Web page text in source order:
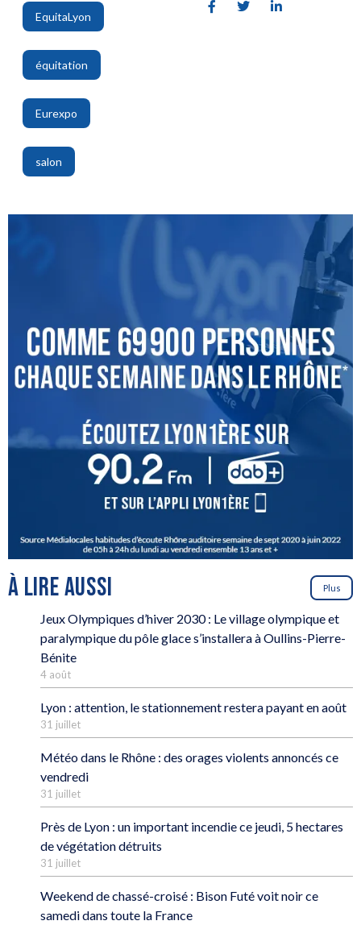
EquitaLyon
,
équitation
,
Eurexpo
,
salon
À LIRE AUSSI Plus
Jeux Olympiques d’hiver 2030 : Le village olympique et
paralympique du pôle glace s’installera à Oullins-Pierre-
Bénite
4 août
Lyon : attention, le stationnement restera payant en août
31 juillet
Météo dans le Rhône : des orages violents annoncés ce
vendredi
31 juillet
Près de Lyon : un important incendie ce jeudi, 5 hectares
de végétation détruits
31 juillet
Weekend de chassé-croisé : Bison Futé voit noir ce
samedi dans toute la France